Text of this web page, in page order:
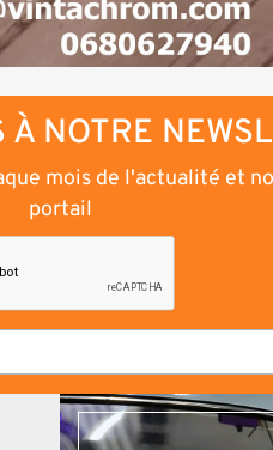
NOTRE
mois de l'actualité et
portail